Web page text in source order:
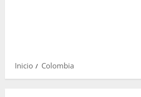
Inicio Colombia